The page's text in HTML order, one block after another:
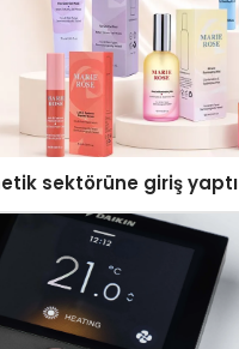
sektörüne giriş yaptı